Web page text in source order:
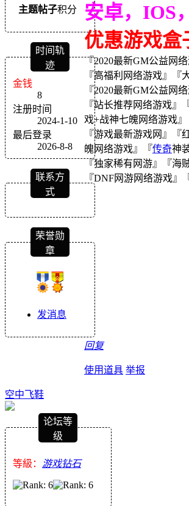
主题帖子积分
时间轨
迹
金钱
8
注册时间
2024-1-10
最后登录
2026-8-8
联系方
式
荣誉勋
章
发消息
安卓，IOS
优惠游戏盒
『2020最新GM公益网
『高福利网络游戏』『
『2020最新GM公益网
『站长推荐网络游戏
戏+战神七魄网络游戏』
『游戏最新游戏网』
魄网络游戏』『传奇神
『独家稀有网游』『海
『DNF网游网络游戏』
回复
使用道具 举报
空中飞鞋
论坛等
级
等級： 游戏钻石